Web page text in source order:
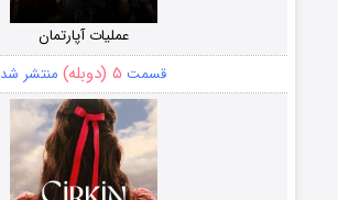
عملیات آپارتمان
قسمت ۵ (دوبله) منتشر شد